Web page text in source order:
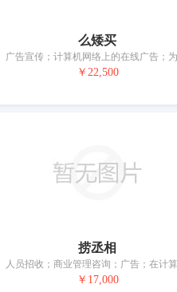
么矮买
￥22,500
捞丞相
￥17,000